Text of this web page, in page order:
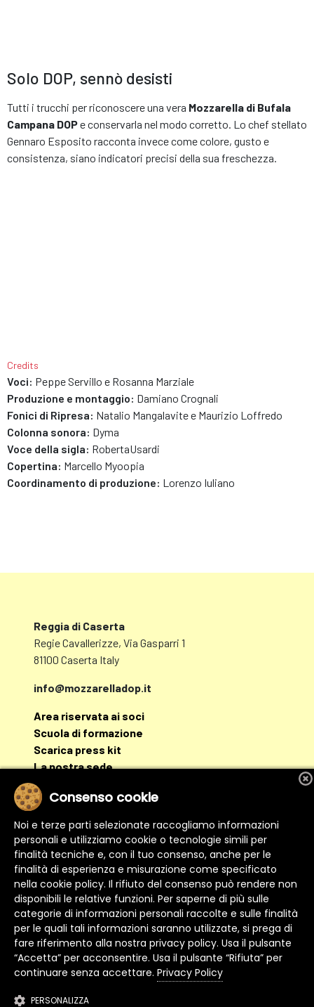
Solo DOP, sennò desisti
Tutti i trucchi per riconoscere una vera Mozzarella di Bufala
Campana DOPe conservarla nel modo corretto. Lo chef stellato
Gennaro Esposito racconta invece come colore, gusto e
consistenza, siano indicatori precisi della sua freschezza.
Credits
Voci: Peppe Servillo e Rosanna Marziale
Produzione e montaggio: Damiano Crognali
Fonici di Ripresa: Natalio Mangalavite e Maurizio Loffredo
Colonna sonora: Dyma
Voce della sigla: RobertaUsardi
Copertina: Marcello Myoopia
Coordinamento di produzione: Lorenzo Iuliano
Reggia di Caserta
Regie Cavallerizze, Via Gasparri 1
81100 Caserta Italy
info@mozzarelladop.it
Area riservata ai soci
Scuola di formazione
Scarica press kit
La nostra sede
Copyright 2026Consorzio di tutela Mozzarella di
Consenso cookie
Noi e terze parti selezionate raccogliamo informazioni
personali e utilizziamo cookie o tecnologie simili per
finalità tecniche e, con il tuo consenso, anche per le
finalità di esperienza e misurazione come specificato
nella cookie policy. Il rifiuto del consenso può rendere non
disponibili le relative funzioni. Per saperne di più sulle
categorie di informazioni personali raccolte e sulle finalità
per le quali tali informazioni saranno utilizzate, si prega di
fare riferimento alla nostra privacy policy. Usa il pulsante
“Accetta” per acconsentire. Usa il pulsante “Rifiuta” per
continuare senza accettare. Privacy Policy
PERSONALIZZA